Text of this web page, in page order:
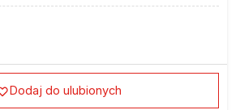
Dodaj do ulubionych